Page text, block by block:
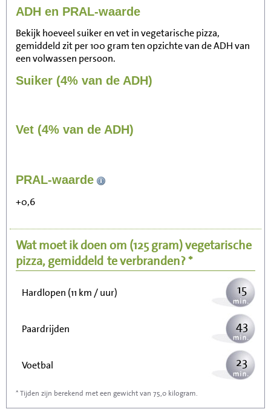
ADH en PRAL-waarde
Bekijk hoeveel suiker en vet in vegetarische pizza,
gemiddeld zit per 100 gram ten opzichte van de ADH van
een volwassen persoon.
Suiker (4% van de ADH)
Vet (4% van de ADH)
PRAL-waarde
+0,6
Wat moet ik doen om (125 gram)vegetarische
pizza, gemiddeld te verbranden? *
Zitten, tv kijken
Wandelen (5 km/uur) 38
Hardlopen (11 km / uur) 15
Paardrijden 43
Voetbal 23
Stofzuigen
* Tijden zijn berekend met een gewicht van 75,0 kilogram.